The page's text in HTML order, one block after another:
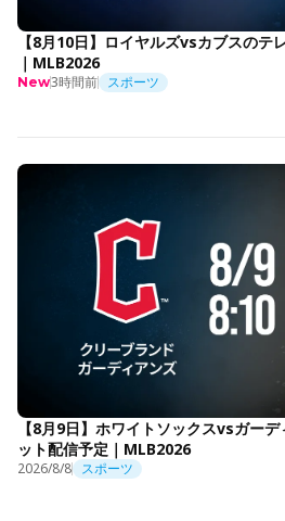
【8月10日】ロイヤルズvsカブスのテ
｜MLB2026
New3時間前 スポーツ
【8月9日】ホワイトソックスvsガー
ット配信予定｜MLB2026
2026/8/8 スポーツ